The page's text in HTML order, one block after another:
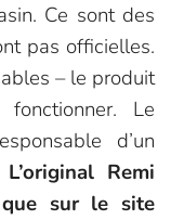
Ce sont des
pas officielles.
– le produit
Le
d’un
L’original Remi
sur le site